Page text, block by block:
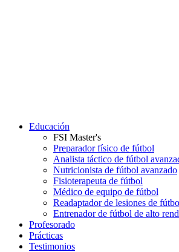
Educación
FSI Master's
Preparador físico de fútbol
Analista táctico de fútbol
Nutricionista de fútbol avanzado
Fisioterapeuta de fútbol
Médico de equipo de fútbol
Readaptador de lesiones de
Entrenador de fútbol de alto
Profesorado
Prácticas
Testimonios